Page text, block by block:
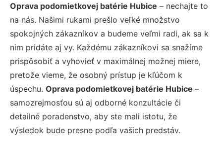
Oprava podomietkovej batérie Hubice – nechajte to
na nás. Našimi rukami prešlo veľké množstvo
spokojných zákazníkov a budeme veľmi radi, ak sa k
nim pridáte aj vy. Každému zákazníkovi sa snažíme
prispôsobiť a vyhovieť v maximálnej možnej miere,
pretože vieme, že osobný prístup je kľúčom k
úspechu. Oprava podomietkovej batérie Hubice –
samozrejmosťou sú aj odborné konzultácie či
detailné poradenstvo, aby ste mali istotu, že
výsledok bude presne podľa vašich predstáv.